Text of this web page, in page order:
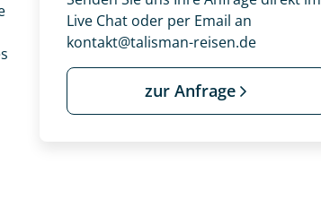
Live Chat oder per Email an
kontakt@talisman-reisen.de
zur Anfrage